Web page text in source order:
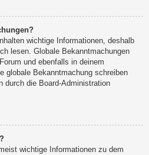
wichtige Informationen, deshalb
lesen. Globale Bekanntmachungen
und ebenfalls in deinem
globale Bekanntmachung schreiben
durch die Board-Administration
wichtige Informationen zu dem